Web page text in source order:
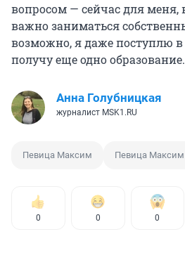
вопросом — сейчас для меня,
важно заниматься
возможно, я даже поступлю в
получу еще одно образование.
Анна Голубницкая
журналист MSK1.RU
Певица Максим Певица Максим
0 0 0